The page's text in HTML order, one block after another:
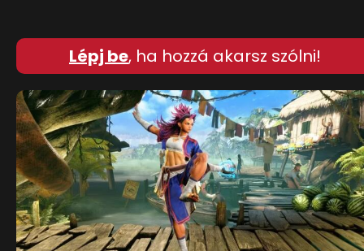
Lépj be, ha hozzá akarsz szólni!